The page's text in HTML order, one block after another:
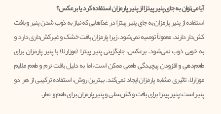
آیا می‌توان به جای پنیر پیتزا از پنیر پارمزان استفاده کرد یا برعکس؟
استفاده از پنیر پارمزان به جای پنیر پیتزا در غذاهایی که نیاز به ذوب شدن پنیر و بافت
کش‌دار دارند، معمولاً توصیه نمی‌شود، زیرا پارمزان بافت خشک و غیرکش‌داری دارد و
به خوبی ذوب نمی‌شود. برعکس، جایگزینی پنیر پیتزا (موزارلا) با پنیر پارمزان برای
طعم‌دهی و افزودن پیچیدگی طعمی ممکن است، اما به دلیل بافت نرم و طعم ملایم
موزارلا، تاثیری مشابه پارمزان ایجاد نمی‌کند. بهترین روش، استفاده ترکیبی از هر دو
پنیر است؛ پنیر پیتزا برای بافت و کش‌سانی و پنیر پارمزان برای طعم و عطر.